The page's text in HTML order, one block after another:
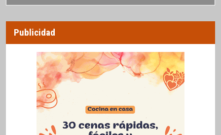
Publicidad